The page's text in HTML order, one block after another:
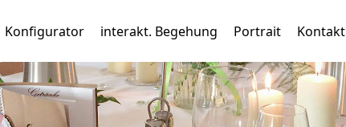
Konfigurator interakt. Begehung Portrait Kontakt